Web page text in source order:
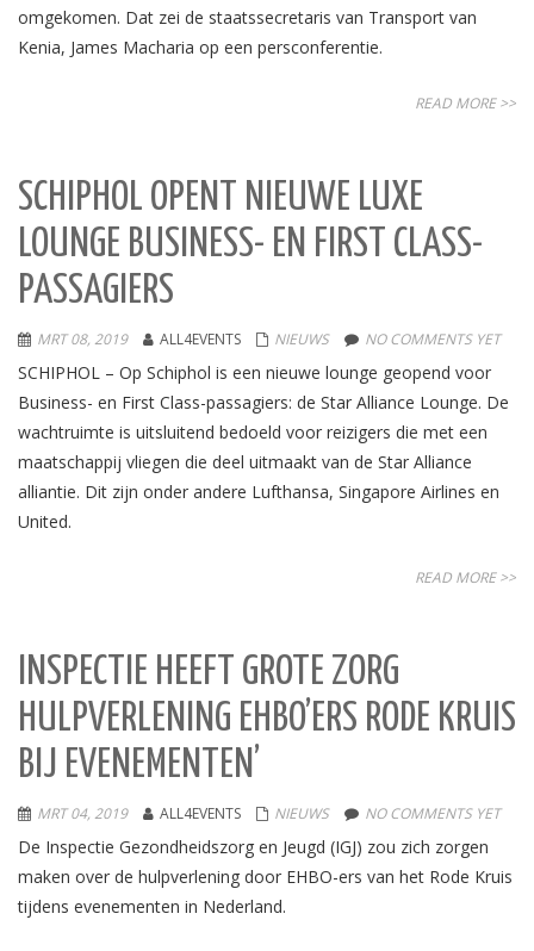
omgekomen. Dat zei de staatssecretaris van Transport van
Kenia, James Macharia op een persconferentie.
READ MORE >>
SCHIPHOL OPENT NIEUWE LUXE
LOUNGE BUSINESS- EN FIRST CLASS-
PASSAGIERS
MRT 08, 2019 ALL4EVENTS NIEUWS NO COMMENTS YET
SCHIPHOL – Op Schiphol is een nieuwe lounge geopend voor
Business- en First Class-passagiers: de Star Alliance Lounge. De
wachtruimte is uitsluitend bedoeld voor reizigers die met een
maatschappij vliegen die deel uitmaakt van de Star Alliance
alliantie. Dit zijn onder andere Lufthansa, Singapore Airlines en
United.
READ MORE >>
INSPECTIE HEEFT GROTE ZORG
HULPVERLENING EHBO’ERS RODE KRUIS
BIJ EVENEMENTEN’
MRT 04, 2019 ALL4EVENTS NIEUWS NO COMMENTS YET
De Inspectie Gezondheidszorg en Jeugd (IGJ) zou zich zorgen
maken over de hulpverlening door EHBO-ers van het Rode Kruis
tijdens evenementen in Nederland.